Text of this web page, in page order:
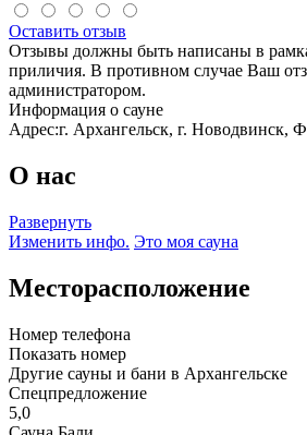
Оставить отзыв
Отзывы должны быть написаны в
приличия. В противном случае Ваш
администратором.
Информация о сауне
Адрес:г. Архангельск, г. Новодвинск,
О нас
Развернуть
Изменить инфо. Это моя сауна
Месторасположение
Номер телефона
Показать номер
Другие сауны и бани в Архангельске
Спецпредложение
5,0